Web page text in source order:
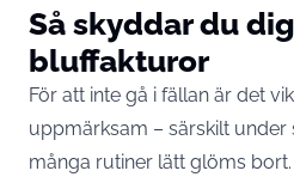
Så skyddar du
bluffakturor
För att inte gå i fällan är det
uppmärksam – särskilt under
många rutiner lätt glöms